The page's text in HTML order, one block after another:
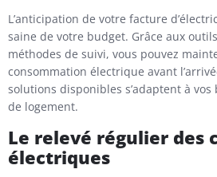
L’anticipation de votre facture
saine de votre budget. Grâce aux
méthodes de suivi, vous pouvez
consommation électrique avant
solutions disponibles s’adaptent à
de logement.
Le relevé régulier des
électriques